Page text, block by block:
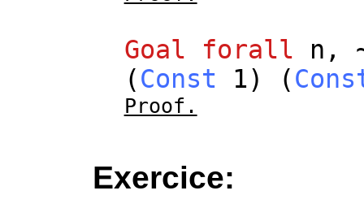
Goal forall n ,
(Const 1) (
Proof.
Exercice: